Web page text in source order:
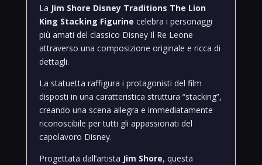
La Jim Shore Disney Traditions The Lion
King Stacking Figurine celebra i personaggi
più amati del classico Disney Il Re Leone
attraverso una composizione originale e ricca di
dettagli.
La statuetta raffigura i protagonisti del film
disposti in una caratteristica struttura “stacking”,
creando una scena allegra e immediatamente
riconoscibile per tutti gli appassionati del
capolavoro Disney.
Progettata dall’artista Jim Shore, questa